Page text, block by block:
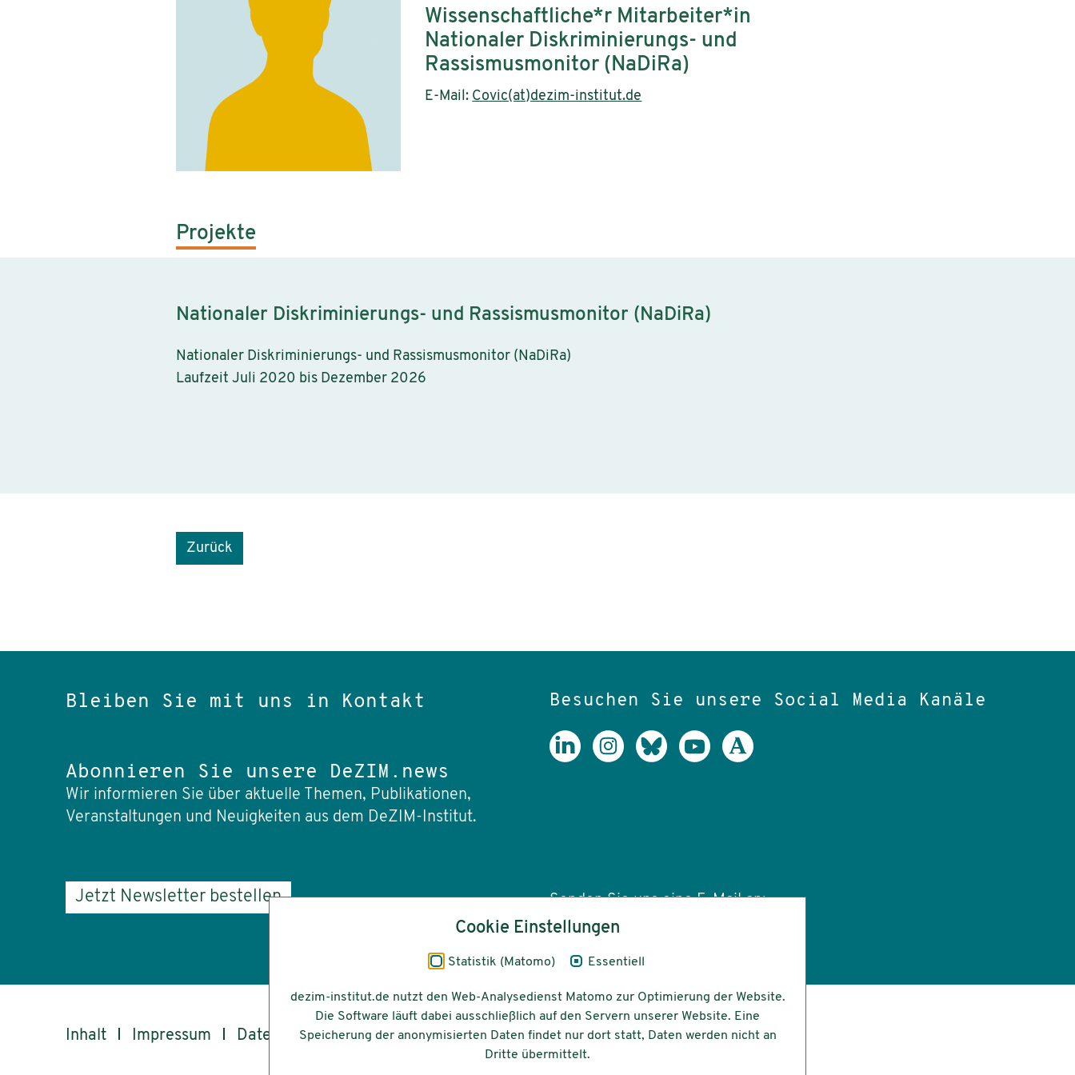
Wissenschaftliche*r Mitarbeiter*in
Nationaler Diskriminierungs- und
Rassismusmonitor (NaDiRa)
E-Mail: Covic(at)dezim-institut.de
Projekte
Nationaler Diskriminierungs- und Rassismusmonitor (NaDiRa)
Nationaler Diskriminierungs- und Rassismusmonitor (NaDiRa)
Laufzeit Juli 2020 bis Dezember 2026
Zurück
Bleiben Sie mit uns in Kontakt
Abonnieren Sie unsere DeZIM.news
Wir informieren Sie über aktuelle Themen, Publikationen,
Veranstaltungen und Neuigkeiten aus dem DeZIM-Institut.
Jetzt Newsletter bestellen
Besuchen Sie unsere Social Media Kanäle
Senden Sie uns eine E-Mail an:
info(at)dezim-institut.de
Inhalt Impressum Datenschutz Barrierefreiheit Gefördert vom
Cookie Einstellungen
Statistik (Matomo) Essentiell
dezim-institut.de nutzt den Web-Analysedienst Matomo zur Optimierung der Website.
Die Software läuft dabei ausschließlich auf den Servern unserer Website. Eine
Speicherung der anonymisierten Daten findet nur dort statt, Daten werden nicht an
Dritte übermittelt.